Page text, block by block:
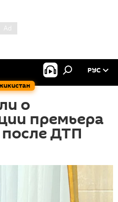
РУС
о
премьера
ДТП